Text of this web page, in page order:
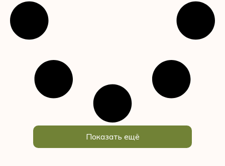
Показать ещё